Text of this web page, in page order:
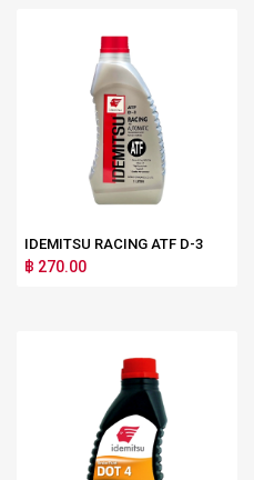
IDEMITSU RACING ATF D-3
฿ 270.00